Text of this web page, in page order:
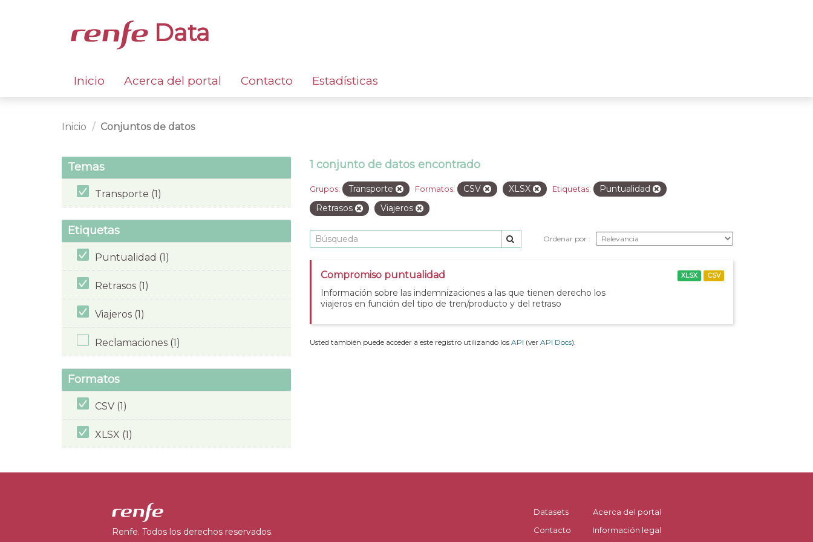
Data
Inicio Acerca del portal Contacto Estadísticas
Inicio Conjuntos de datos
Temas
Transporte (1)
Etiquetas
Puntualidad (1)
Retrasos (1)
Viajeros (1)
Reclamaciones (1)
Formatos
CSV (1)
XLSX (1)
1 conjunto de datos encontrado
Grupos: Transporte Formatos: CSV XLSX Etiquetas:
Puntualidad
Retrasos
Viajeros
Ordenar por
Compromiso puntualidad
Información sobre las indemnizaciones a las que tienen derecho los
viajeros en función del tipo de tren/producto y del retraso
XLSX CSV
Usted también puede acceder a este registro utilizando los API (ver API Docs).
Renfe. Todos los derechos reservados.
Datasets
Contacto
Acerca del portal
Información legal